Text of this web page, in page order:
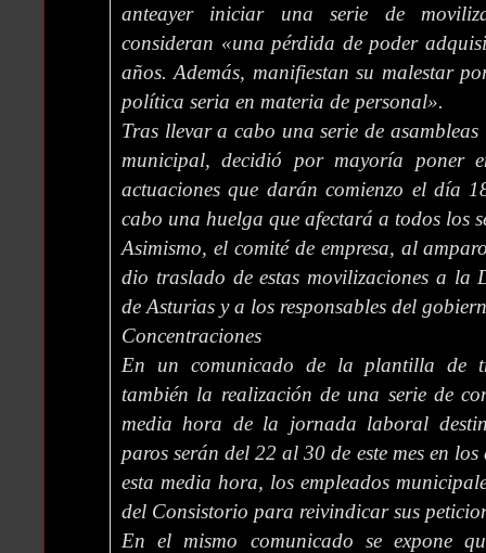
anteayer iniciar una serie de
consideran «una pérdida de poder
años. Además, manifiestan su malestar
política seria en materia de personal».
Tras llevar a cabo una serie de
municipal, decidió por mayoría poner
actuaciones que darán comienzo el día
cabo una huelga que afectará a todos los
Asimismo, el comité de empresa, al
dio traslado de estas movilizaciones a la
de Asturias y a los responsables del
Concentraciones
En un comunicado de la plantilla de
también la realización de una serie de
media hora de la jornada laboral
paros serán del 22 al 30 de este mes en
esta media hora, los empleados
del Consistorio para reivindicar sus
En el mismo comunicado se expone